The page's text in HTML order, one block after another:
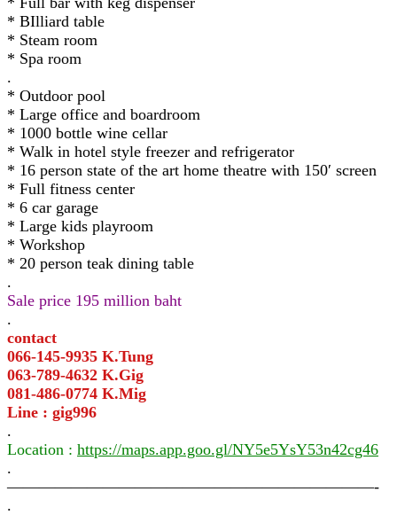
* BIlliard table
* Steam room
* Spa room
.
* Outdoor pool
* Large office and boardroom
* 1000 bottle wine cellar
* Walk in hotel style freezer and refrigerator
* 16 person state of the art home theatre with 150′ screen
* Full fitness center
* 6 car garage
* Large kids playroom
* Workshop
* 20 person teak dining table
.
Sale price 195 million baht
.
contact
066-145-9935 K.Tung
063-789-4632 K.Gig
081-486-0774 K.Mig
Line : gig996
.
Location : https://maps.app.goo.gl/NY5e5YsY53n42cg46
.
———————————————————————-
.